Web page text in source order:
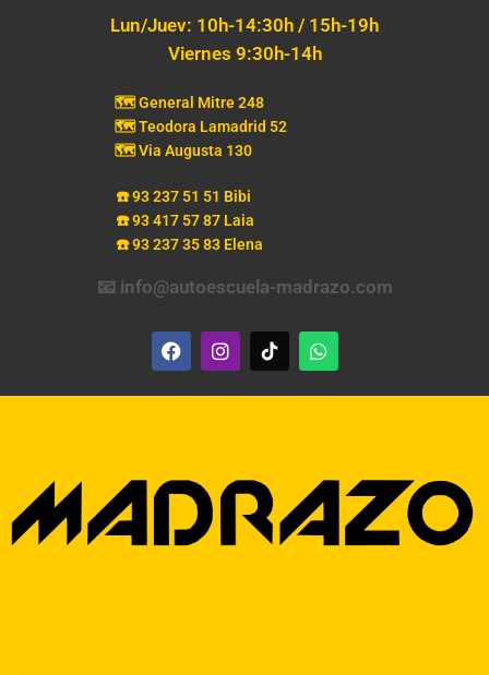
Lun/Juev: 10h-14:30h / 15h-19h
Viernes 9:30h-14h
🗺️ General Mitre 248
🗺️ Teodora Lamadrid 52
🗺️ Via Augusta 130
☎️ 93 237 51 51 Bibi
☎️ 93 417 57 87 Laia
☎️ 93 237 35 83 Elena
📧 info@autoescuela-madrazo.com